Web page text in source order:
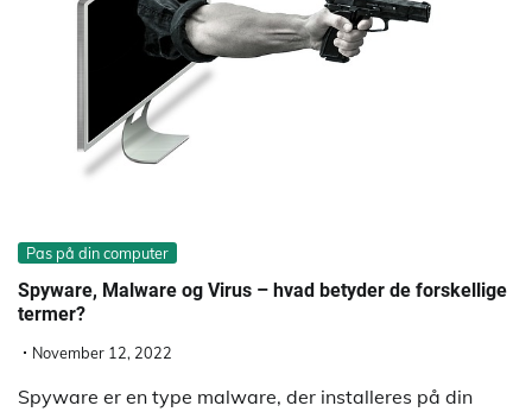
Pas på din computer
Spyware, Malware og Virus – hvad betyder de forskellige
termer?
November 12, 2022
Spyware er en type malware, der installeres på din